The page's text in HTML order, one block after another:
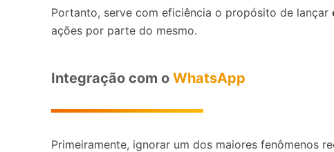
Portanto, serve com eficiência o propósito de lançar
ações por parte do mesmo.
Integração com o WhatsApp
Primeiramente, ignorar um dos maiores fenômenos